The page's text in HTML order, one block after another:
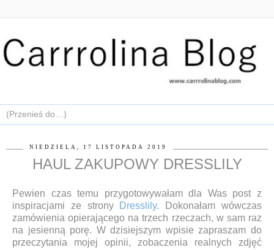
NIEDZIELA, 17 LISTOPADA 2019
HAUL ZAKUPOWY DRESSLILY
Pewien czas temu przygotowywałam dla Was post z
inspiracjami ze strony Dresslily. Dokonałam wówczas
zamówienia opierającego na trzech rzeczach, w sam raz
na jesienną porę. W dzisiejszym wpisie zapraszam do
przeczytania mojej opinii, zobaczenia realnych zdjęć